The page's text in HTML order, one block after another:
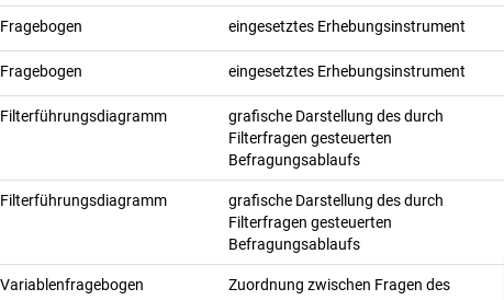
Fragebogen eingesetztes Erhebungsinstrument
Fragebogen eingesetztes Erhebungsinstrument
Filterführungsdiagramm
grafische Darstellung des durch
Filterfragen gesteuerten
Befragungsablaufs
Filterführungsdiagramm
grafische Darstellung des durch
Filterfragen gesteuerten
Befragungsablaufs
Variablenfragebogen
Zuordnung zwischen Fragen des